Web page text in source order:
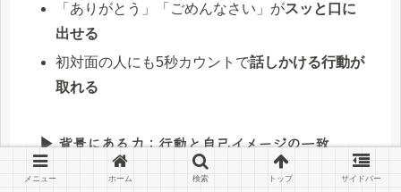
「ありがとう」「ごめんなさい」がスッと口に
出せる
初対面の人にも5秒カウントで話しかける行動が
取れる
▶ 背景にある力：行動と自己イメージの一致
メニュー ホーム 検索 トップ サイドバー